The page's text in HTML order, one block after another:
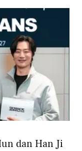
dan Han Ji